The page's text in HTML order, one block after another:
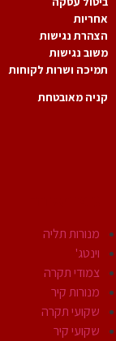
נגישות
נגישות
ושרות לקוחות
מאובטחת
מנורות תליה
וינטג'
צמודי תקרה
מנורות קיר
שקועי תקרה
שקועי קיר